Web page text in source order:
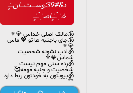
د&#39;‌وسـ‌ـ‌ـ‌ـت‌ـ‌ـ‌ـ‌ـ‌ان‌ـ‌ـ‌ـ‌ـٍٰـ
خـٰٖـۘۘـــٍٰـاصـٰٖـۘۘـــٍٰـ
🕉مالک اصلی خداس 💎⚜️
🕉جای باجنبه ها تو 💖 ماس
💎⚜️
🕉ادب نشونه شخصیت
شماس💎⚜️
🕉رده سنی مهم نیست
شخصیت و جنبه مهمه🥰
🕉پیویتون به خودتون ربط داره
👌
🕉دخالت بیجا توکار ادمین